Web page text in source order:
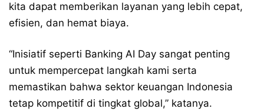
kita dapat memberikan layanan yang lebih cepat,
efisien, dan hemat biaya.
“Inisiatif seperti Banking AI Day sangat penting
untuk mempercepat langkah kami serta
memastikan bahwa sektor keuangan Indonesia
tetap kompetitif di tingkat global,” katanya.